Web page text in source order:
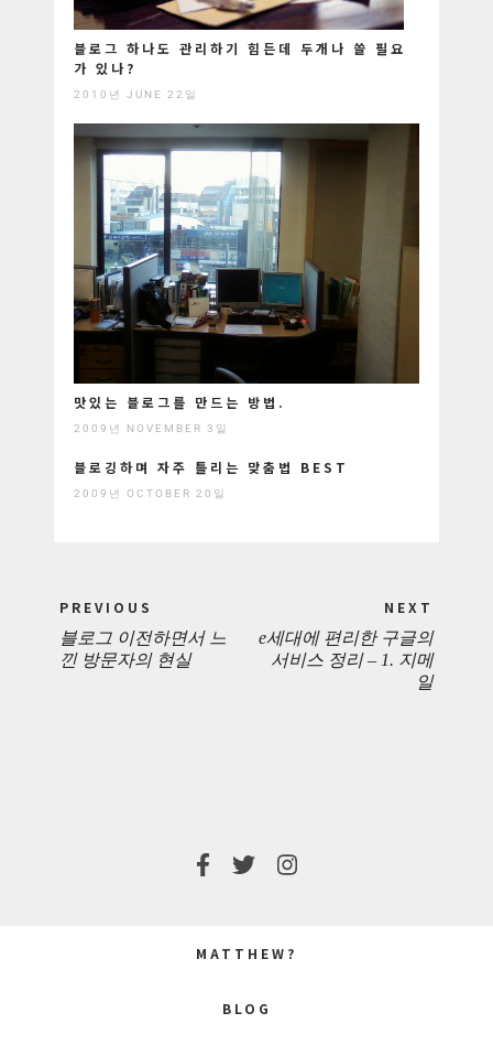
블로그 하나도 관리하기 힘든데 두개나 쓸 필요
가 있나?
2010년 JUNE 22일
맛있는 블로그를 만드는 방법.
2009년 NOVEMBER 3일
블로깅하며 자주 틀리는 맞춤법 BEST
2009년 OCTOBER 20일
navigation
PREVIOUS
PREVIOUS
블로그 이전하면서 느
낀 방문자의 현실
NEXT
POST:
e세대에 편리한 구글의
서비스 정리 – 1. 지메
일
MATTHEW?
BLOG